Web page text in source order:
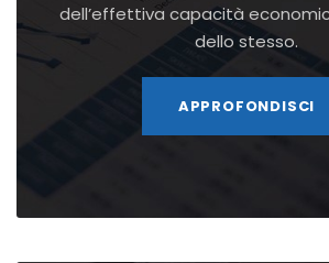
dell’effettiva capacità
dello stesso.
APPROFONDISCI